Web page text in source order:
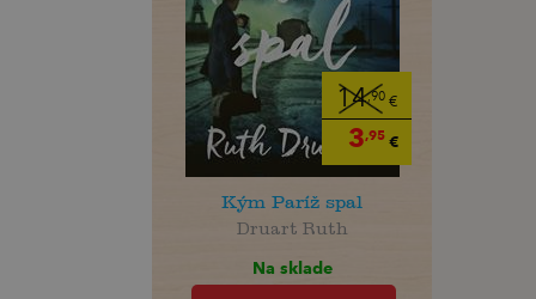
14,90 €
3,95 €
Kým Paríž spal
Druart Ruth
Na sklade